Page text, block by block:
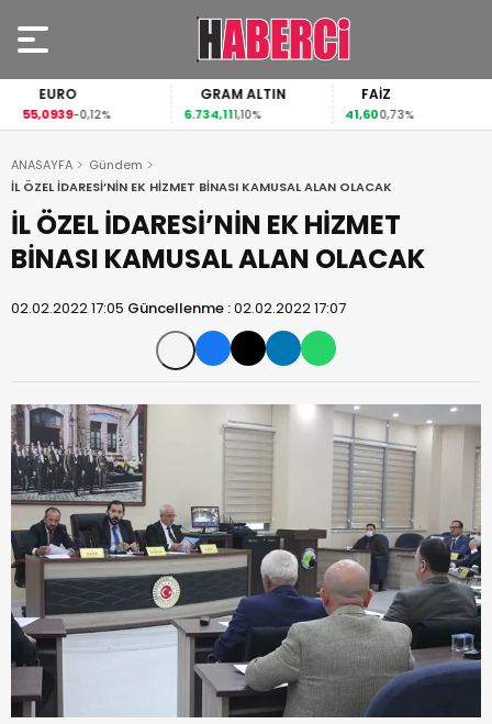
EURO
55,0939-0,12%
GRAM ALTIN
6.734,111,10%
FAİZ
41,600,73%
ANASAYFA
Gündem
İL ÖZEL İDARESİ’NİN EK HİZMET BİNASI KAMUSAL ALAN OLACAK
İL ÖZEL İDARESİ’NİN EK HİZMET
BİNASI KAMUSAL ALAN OLACAK
02.02.2022 17:05 Güncellenme :02.02.2022 17:07